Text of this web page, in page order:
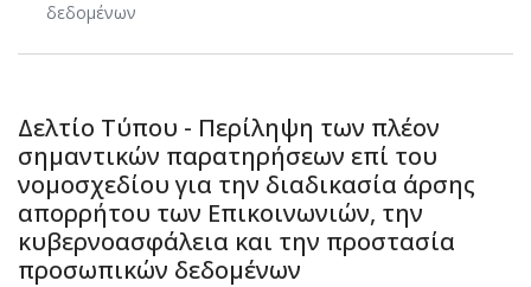
δεδομένων
Δελτίο Τύπου - Περίληψη των πλέον
σημαντικών παρατηρήσεων επί του
νομοσχεδίου για την διαδικασία άρσης
απορρήτου των Επικοινωνιών, την
κυβερνοασφάλεια και την προστασία
προσωπικών δεδομένων